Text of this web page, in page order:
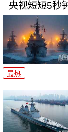
央视短短5秒
最热